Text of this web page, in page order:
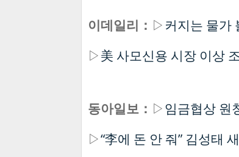
이데일리： ▷ 커지는 물가
▷美 사모신용 시장 이상
동아일보： ▷임금협상 원
▷“李에 돈 안 줘” 김성태